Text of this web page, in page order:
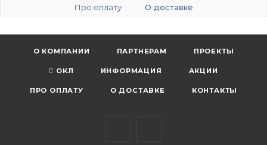
Про оплату О доставке
О КОМПАНИИ ПАРТНЕРАМ ПРОЕКТЫ
ОКЛ ИНФОРМАЦИЯ АКЦИИ
ПРО ОПЛАТУ О ДОСТАВКЕ КОНТАКТЫ